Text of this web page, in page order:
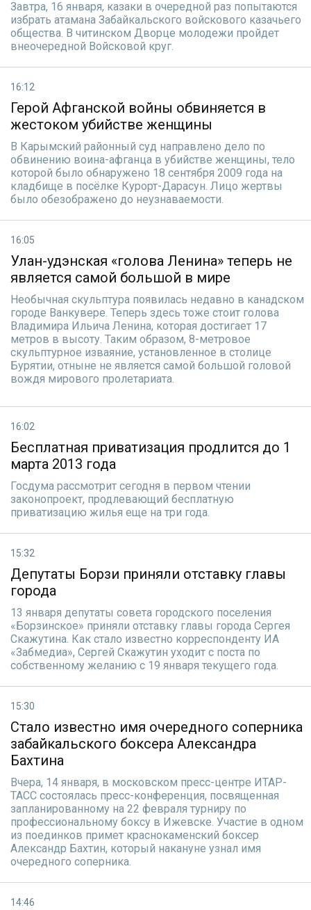
Завтра, 16 января, казаки в очередной раз попытаются
избрать атамана Забайкальского войскового казачьего
общества. В читинском Дворце молодежи пройдет
внеочередной Войсковой круг.
16:12
Герой Афганской войны обвиняется в
жестоком убийстве женщины
В Карымский районный суд направлено дело по
обвинению воина-афганца в убийстве женщины, тело
которой было обнаружено 18 сентября 2009 года на
кладбище в посёлке Курорт-Дарасун. Лицо жертвы
было обезображено до неузнаваемости.
16:05
Улан-удэнская «голова Ленина» теперь не
является самой большой в мире
Необычная скульптура появилась недавно в канадском
городе Ванкувере. Теперь здесь тоже стоит голова
Владимира Ильича Ленина, которая достигает 17
метров в высоту. Таким образом, 8-метровое
скульптурное изваяние, установленное в столице
Бурятии, отныне не является самой большой головой
вождя мирового пролетариата.
16:02
Бесплатная приватизация продлится до 1
марта 2013 года
Госдума рассмотрит сегодня в первом чтении
законопроект, продлевающий бесплатную
приватизацию жилья еще на три года.
15:32
Депутаты Борзи приняли отставку главы
города
13 января депутаты совета городского поселения
«Борзинское» приняли отставку главы города Сергея
Скажутина. Как стало известно корреспонденту ИА
«Забмедиа», Сергей Скажутин уходит с поста по
собственному желанию с 19 января текущего года.
15:30
Стало известно имя очередного соперника
забайкальского боксера Александра
Бахтина
Вчера, 14 января, в московском пресс-центре ИТАР-
ТАСС состоялась пресс-конференция, посвященная
запланированному на 22 февраля турниру по
профессиональному боксу в Ижевске. Участие в одном
из поединков примет краснокаменский боксер
Александр Бахтин, который накануне узнал имя
очередного соперника.
14:46